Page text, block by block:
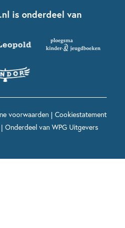
is onderdeel van
voorwaarden| Cookiestatement
Onderdeel van WPG Uitgevers